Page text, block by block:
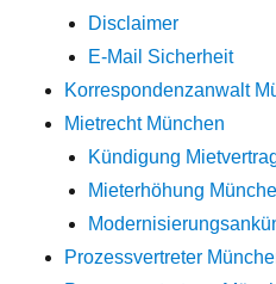
Disclaimer
E-Mail Sicherheit
Korrespondenzanwalt
Mietrecht München
Kündigung
Mieterhöhung
Prozessvertreter